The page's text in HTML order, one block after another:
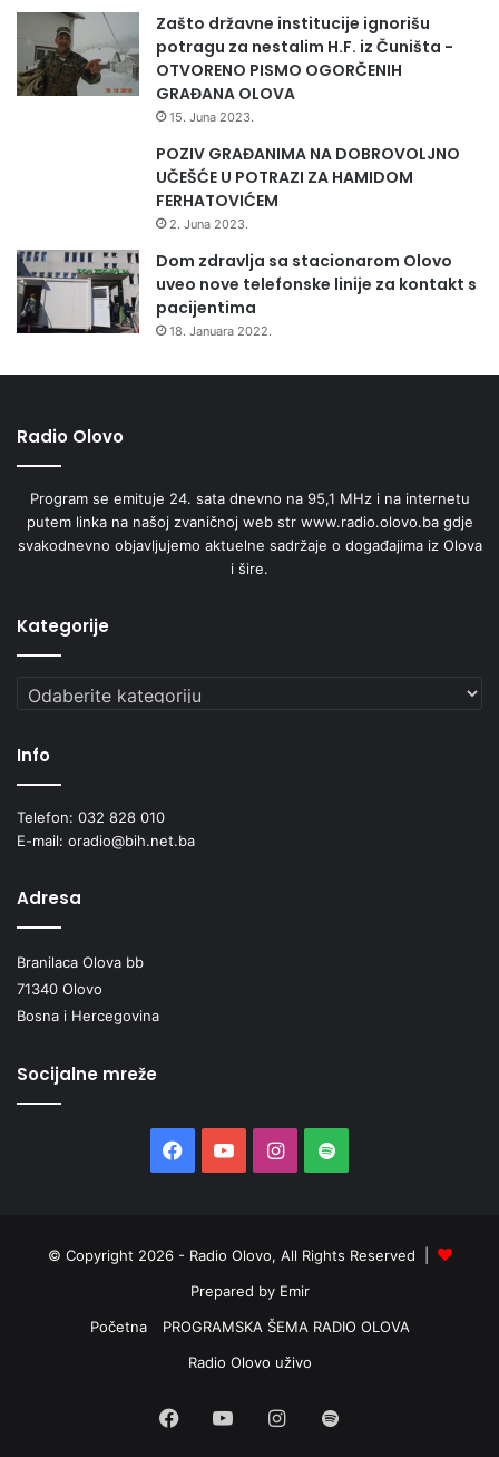
Zašto državne institucije ignorišu
potragu za nestalim H.F. iz Čuništa -
OTVORENO PISMO OGORČENIH
GRAĐANA OLOVA
15. Juna 2023.
POZIV GRAĐANIMA NA DOBROVOLJNO
UČEŠĆE U POTRAZI ZA HAMIDOM
FERHATOVIĆEM
2. Juna 2023.
Dom zdravlja sa stacionarom Olovo
uveo nove telefonske linije za kontakt s
pacijentima
18. Januara 2022.
Radio Olovo
Program se emituje 24. sata dnevno na 95,1 MHz i na internetu
putem linka na našoj zvaničnoj web str www.radio.olovo.ba gdje
svakodnevno objavljujemo aktuelne sadržaje o događajima iz Olova
i šire.
Kategorije
Kategorije
Info
Telefon: 032 828 010
E-mail: oradio@bih.net.ba
Adresa
Branilaca Olova bb
71340 Olovo
Bosna i Hercegovina
Socijalne mreže
Facebook
YouTubeInstagram
Spotify
© Copyright 2026 - Radio Olovo, All Rights Reserved |
Prepared by Emir
Početna
PROGRAMSKA ŠEMA RADIO OLOVA
Radio Olovo uživo
Facebook
YouTubeInstagram
Spotify